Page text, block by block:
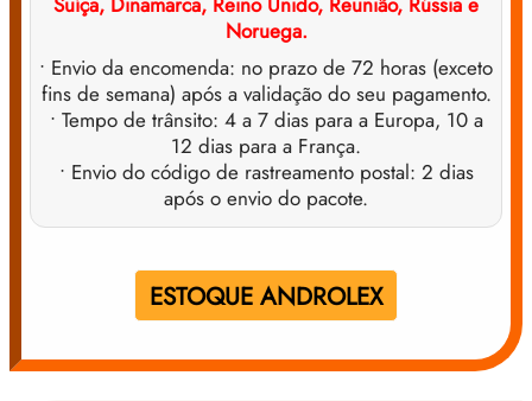
Noruega.
• Envio da encomenda: no prazo de 72 horas (exceto
fins de semana) após a validação do seu pagamento.
• Tempo de trânsito: 4 a 7 dias para a Europa, 10 a
12 dias para a França.
• Envio do código de rastreamento postal: 2 dias
após o envio do pacote.
ESTOQUE ANDROLEX